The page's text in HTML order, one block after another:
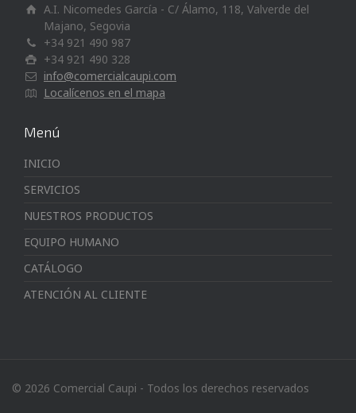
A.I. Nicomedes García - C/ Álamo, 118, Valverde del
Majano, Segovia
+34 921 490 987
+34 921 490 328
info@comercialcaupi.com
Localícenos en el mapa
Menú
INICIO
SERVICIOS
NUESTROS PRODUCTOS
EQUIPO HUMANO
CATÁLOGO
ATENCIÓN AL CLIENTE
© 2026 Comercial Caupi - Todos los derechos reservados